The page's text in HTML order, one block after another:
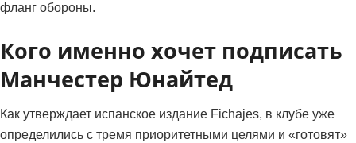
фланг обороны.
Кого именно хочет подписать
Манчестер Юнайтед
Как утверждает испанское издание Fichajes, в клубе уже
определились с тремя приоритетными целями и «готовят»